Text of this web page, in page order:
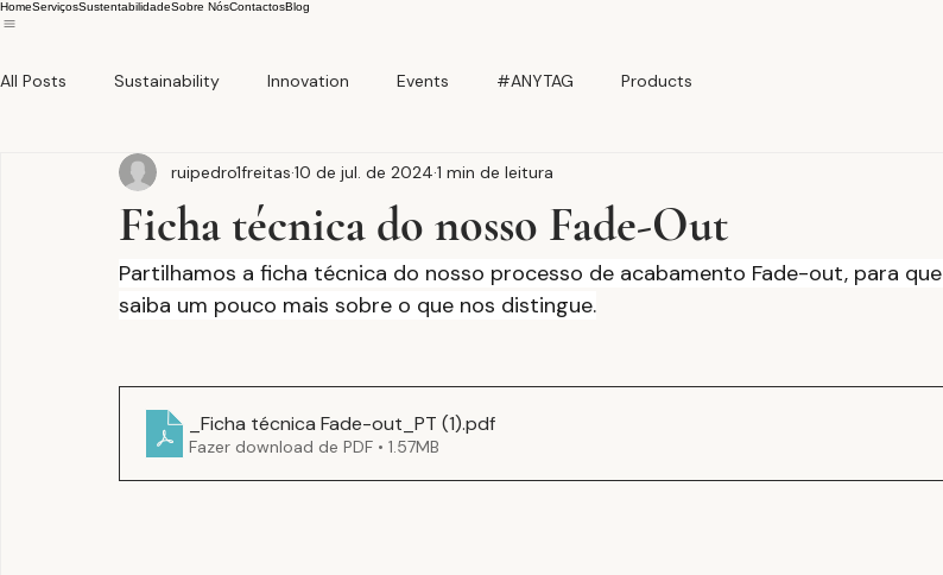
HomeServiçosSustentabilidadeSobre NósContactosBlog
All Posts Sustainability Innovation Events #ANYTAG Products
Ficha técnica do nosso Fade-Out
ruipedro1freitas 10 de jul. de 2024 1 min de leitura
Partilhamos a ficha técnica do nosso processo de acabamento Fade-out, para que
saiba um pouco mais sobre o que nos distingue.
_Ficha técnica Fade-out_PT (1).pdf
Fazer download de PDF • 1.57MB